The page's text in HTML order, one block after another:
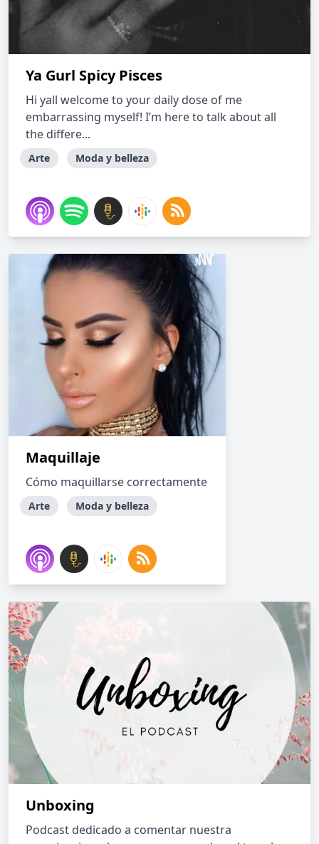
Ya Gurl Spicy Pisces
Hi yall welcome to your daily dose of me
embarrassing myself! I’m here to talk about all
the differe...
Arte Moda y belleza
Maquillaje
Cómo maquillarse correctamente
Arte Moda y belleza
Unboxing
Podcast dedicado a comentar nuestra